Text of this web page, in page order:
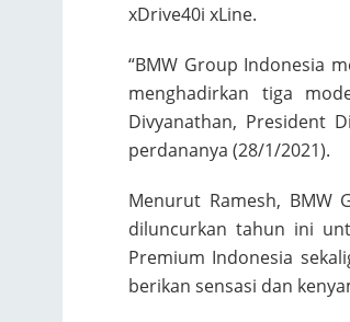
xDrive40i xLine.
“BMW Group Indonesia
menghadirkan tiga
Divyanathan, President
perdananya (28/1/2021).
Menurut Ramesh, BMW
diluncurkan tahun ini
Premium Indonesia
berikan sensasi dan